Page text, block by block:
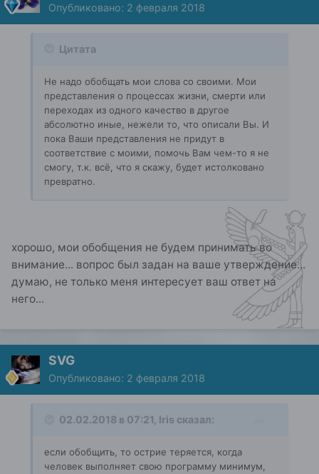
Опубликовано: 2 февраля 2018
Цитата
Не надо обобщать мои слова со своими. Мои
представления о процессах жизни, смерти или
переходах из одного качество в другое
абсолютно иные, нежели то, что описали Вы. И
пока Ваши представления не придут в
соответствие с моими, помочь Вам чем-то я не
смогу, т.к. всё, что я скажу, будет истолковано
превратно.
хорошо, мои обобщения не будем принимать во
внимание... вопрос был задан на ваше утверждение...
думаю, не только меня интересует ваш ответ на
него...
SVG
Опубликовано: 2 февраля 2018
02.02.2018 в 07:21, Iris сказал:
если обобщить, то острие теряется, когда
человек выполняет свою программу минимум,